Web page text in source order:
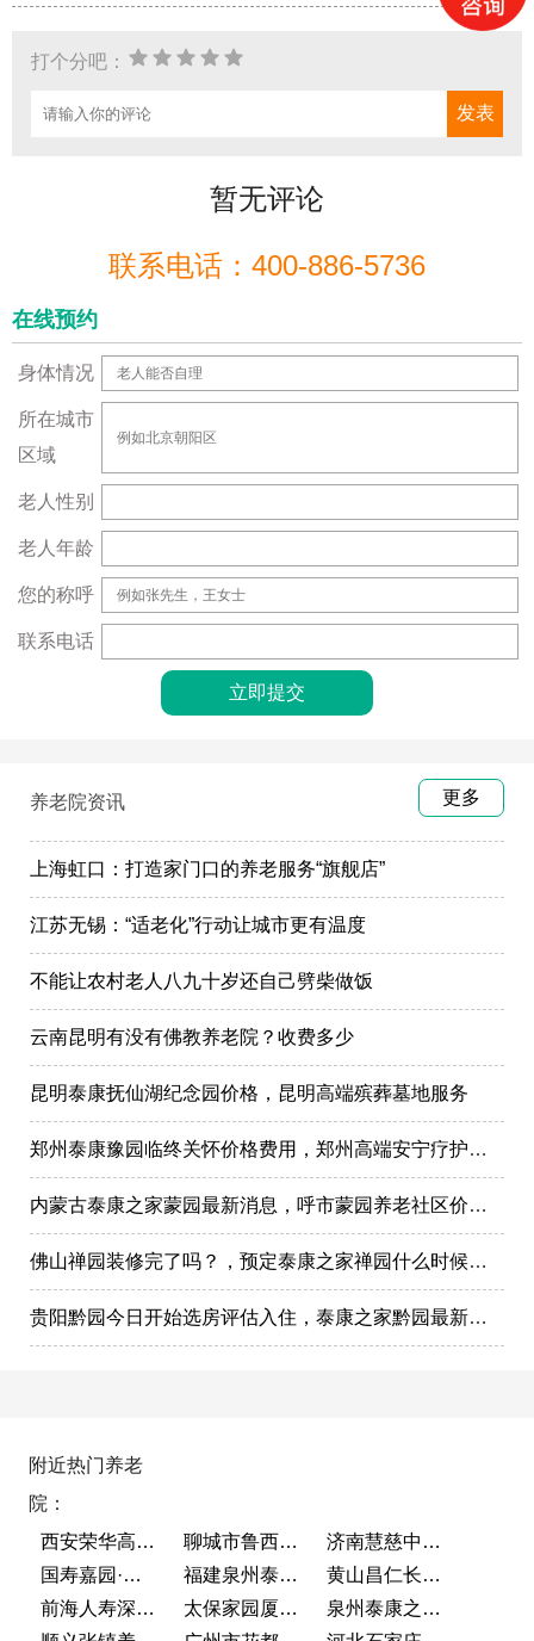
打个分吧：
暂无评论
联系电话：400-886-5736
在线预约
身体情况
所在城市
区域
老人性别
老人年龄
您的称呼
联系电话
养老院资讯 更多
上海虹口：打造家门口的养老服务“旗舰店”
江苏无锡：“适老化”行动让城市更有温度
不能让农村老人八九十岁还自己劈柴做饭
云南昆明有没有佛教养老院？收费多少
昆明泰康抚仙湖纪念园价格，昆明高端殡葬墓地服务
郑州泰康豫园临终关怀价格费用，郑州高端安宁疗护在哪里
内蒙古泰康之家蒙园最新消息，呼市蒙园养老社区价格表
佛山禅园装修完了吗？，预定泰康之家禅园什么时候选房入住?
贵阳黔园今日开始选房评估入住，泰康之家黔园最新动态
附近热门养老
院：
西安荣华高新悦家养老服务有限公司
聊城市鲁西老年护养院
济南慧慈中医康养中心
国寿嘉园·成都乐境
福建泉州泰康之家鲤园
黄山昌仁长者颐养中心
前海人寿深圳幸福之家
太保家园厦门国际颐养社区
泉州泰康之家鲤园